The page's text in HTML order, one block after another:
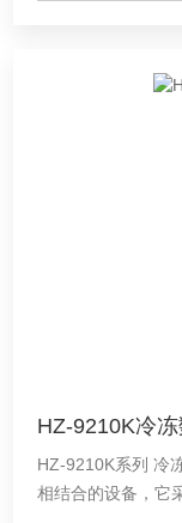
HZ-9210K冷
HZ-9210K系列 冷
相结合的设备，它